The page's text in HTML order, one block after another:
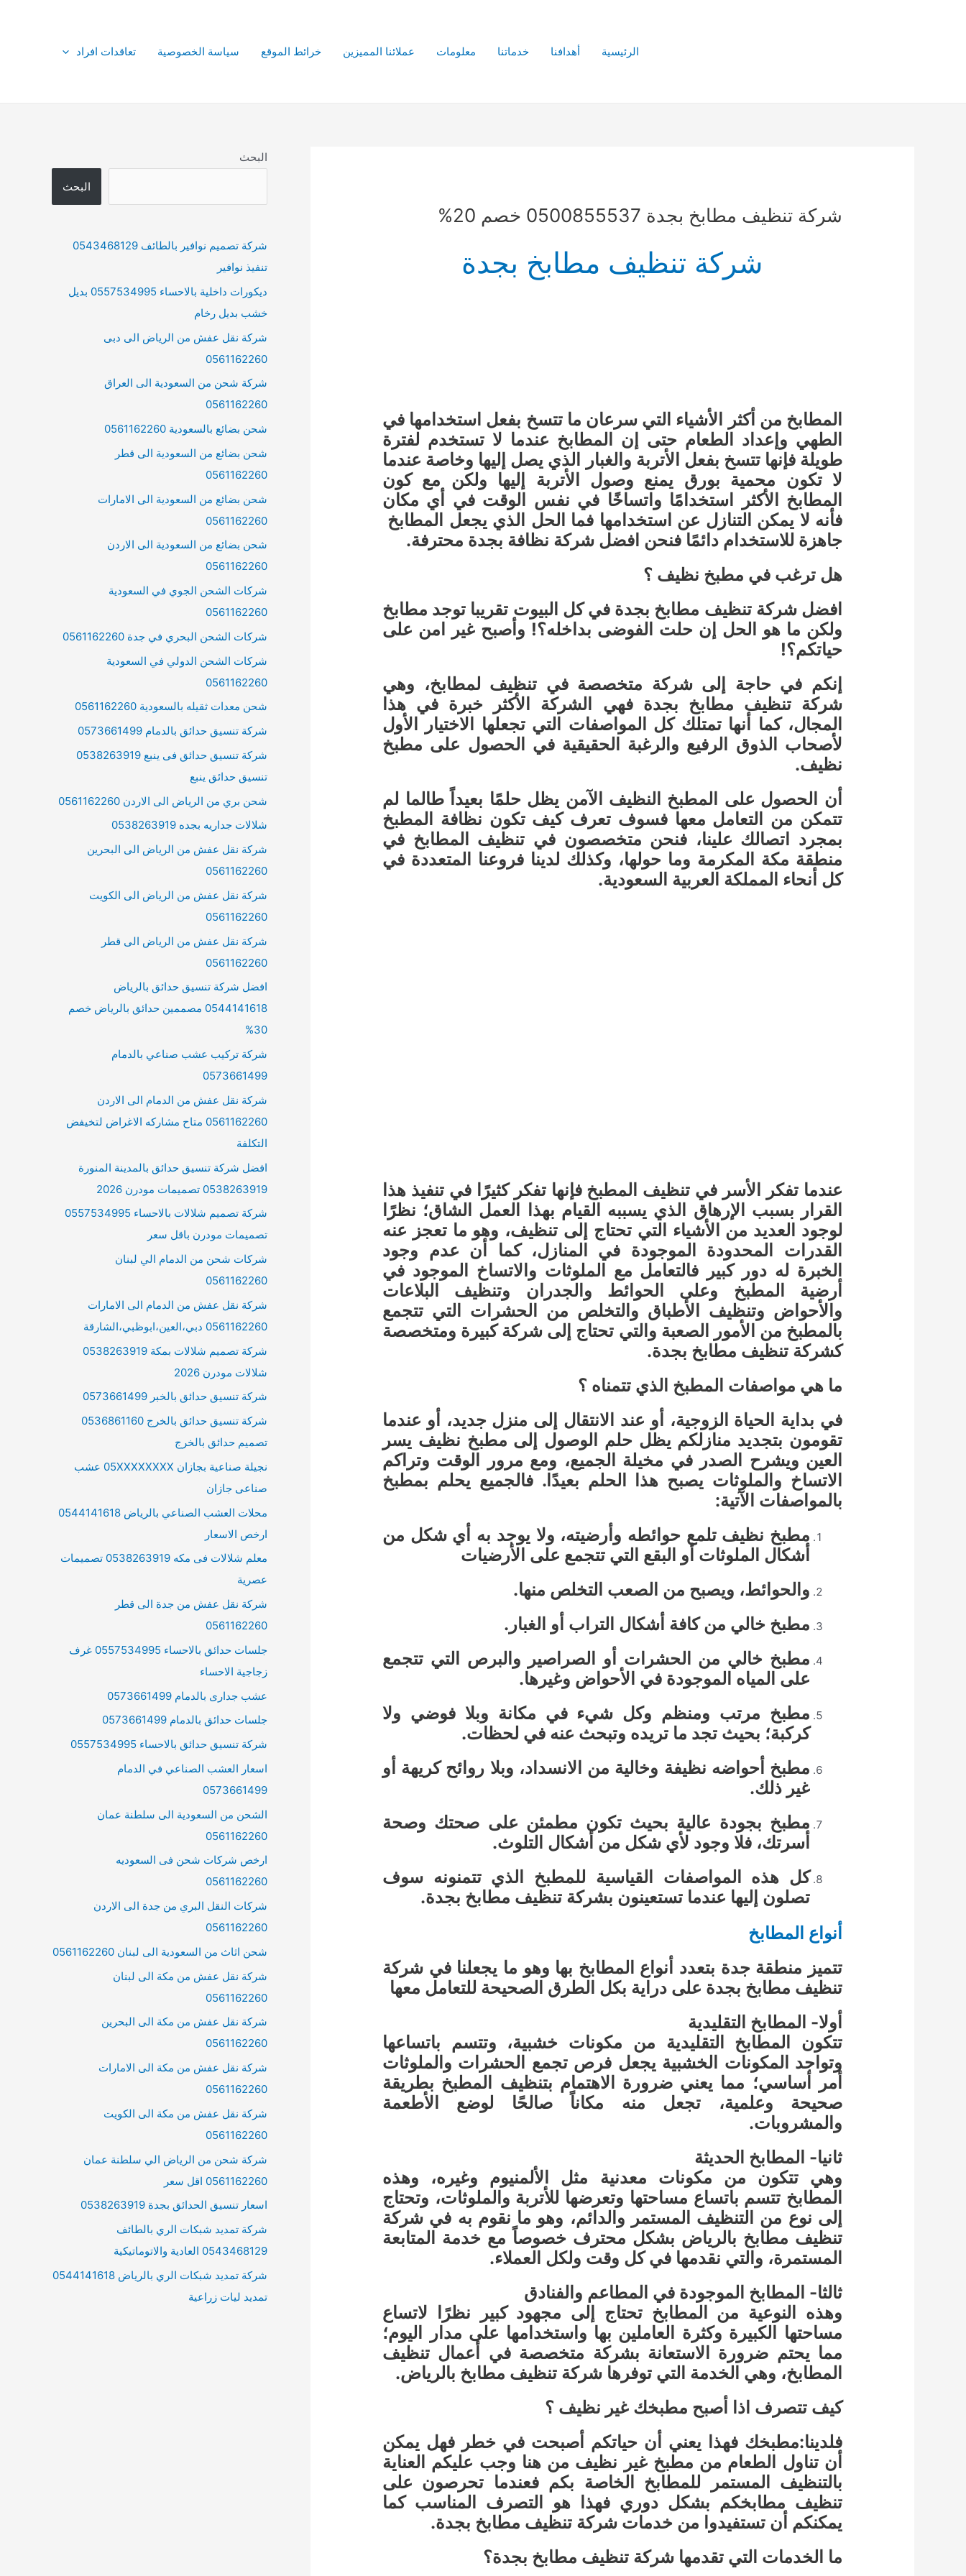
الرئيسية أهدافنا خدماتنا معلومات عملائنا المميزين خرائط الموقع سياسة الخصوصية تعاقدات افراد
شركة تنظيف مطابخ بجدة 0500855537 خصم 20%
شركة تنظيف مطابخ بجدة
المطابخ من أكثر الأشياء التي سرعان ما تتسخ بفعل استخدامها في
الطهي وإعداد الطعام حتى إن المطابخ عندما لا تستخدم لفترة
طويلة فإنها تتسخ بفعل الأتربة والغبار الذي يصل إليها وخاصة عندما
لا تكون محمية بورق يمنع وصول الأتربة إليها ولكن مع كون
المطابخ الأكثر استخدامًا واتساخًا في نفس الوقت في أي مكان
فأنه لا يمكن التنازل عن استخدامها فما الحل الذي يجعل المطابخ
جاهزة للاستخدام دائمًا فنحن افضل شركة نظافة بجدة محترفة.
هل ترغب في مطبخ نظيف ؟
افضل شركة تنظيف مطابخ بجدة في كل البيوت تقريبا توجد مطابخ
ولكن ما هو الحل إن حلت الفوضى بداخله؟! وأصبح غير امن على
حياتكم؟!
إنكم في حاجة إلى شركة متخصصة في تنظيف لمطابخ، وهي
شركة تنظيف مطابخ بجدة فهي الشركة الأكثر خبرة في هذا
المجال، كما أنها تمتلك كل المواصفات التي تجعلها الاختيار الأول
لأصحاب الذوق الرفيع والرغبة الحقيقية في الحصول على مطبخ
نظيف.
أن الحصول على المطبخ النظيف الآمن يظل حلمًا بعيداً طالما لم
تتمكن من التعامل معها فسوف تعرف كيف تكون نظافة المطبخ
بمجرد اتصالك علينا، فنحن متخصصون في تنظيف المطابخ في
منطقة مكة المكرمة وما حولها، وكذلك لدينا فروعنا المتعددة في
كل أنحاء المملكة العربية السعودية.
عندما تفكر الأسر في تنظيف المطبخ فإنها تفكر كثيرًا في تنفيذ هذا
القرار بسبب الإرهاق الذي يسببه القيام بهذا العمل الشاق؛ نظرًا
لوجود العديد من الأشياء التي تحتاج إلى تنظيف، وهو ما تعجز عنه
القدرات المحدودة الموجودة في المنازل، كما أن عدم وجود
الخبرة له دور كبير فالتعامل مع الملوثات والاتساخ الموجود في
أرضية المطبخ وعلى الحوائط والجدران وتنظيف البلاعات
والأحواض وتنظيف الأطباق والتخلص من الحشرات التي تتجمع
بالمطبخ من الأمور الصعبة والتي تحتاج إلى شركة كبيرة ومتخصصة
كشركة تنظيف مطابخ بجدة.
ما هي مواصفات المطبخ الذي تتمناه ؟
في بداية الحياة الزوجية، أو عند الانتقال إلى منزل جديد، أو عندما
تقومون بتجديد منازلكم يظل حلم الوصول إلى مطبخ نظيف يسر
العين ويشرح الصدر في مخيلة الجميع، ومع مرور الوقت وتراكم
الاتساخ والملوثات يصبح هذا الحلم بعيدًا. فالجميع يحلم بمطبخ
بالمواصفات الآتية:
مطبخ نظيف تلمع حوائطه وأرضيته، ولا يوجد به أي شكل من
أشكال الملوثات أو البقع التي تتجمع على الأرضيات
والحوائط، ويصبح من الصعب التخلص منها.
مطبخ خالي من كافة أشكال التراب أو الغبار.
مطبخ خالي من الحشرات أو الصراصير والبرص التي تتجمع
على المياه الموجودة في الأحواض وغيرها.
مطبخ مرتب ومنظم وكل شيء في مكانة وبلا فوضي ولا
كركبة؛ بحيث تجد ما تريده وتبحث عنه في لحظات.
مطبخ أحواضه نظيفة وخالية من الانسداد، وبلا روائح كريهة أو
غير ذلك.
مطبخ بجودة عالية بحيث تكون مطمئن على صحتك وصحة
أسرتك، فلا وجود لأي شكل من أشكال التلوث.
كل هذه المواصفات القياسية للمطبخ الذي تتمنونه سوف
تصلون إليها عندما تستعينون بشركة تنظيف مطابخ بجدة.
أنواع المطابخ
تتميز منطقة جدة بتعدد أنواع المطابخ بها وهو ما يجعلنا في شركة
تنظيف مطابخ بجدة على دراية بكل الطرق الصحيحة للتعامل معها
أولا- المطابخ التقليدية
تتكون المطابخ التقليدية من مكونات خشبية، وتتسم باتساعها
وتواجد المكونات الخشبية يجعل فرص تجمع الحشرات والملوثات
أمر أساسي؛ مما يعني ضرورة الاهتمام بتنظيف المطبخ بطريقة
صحيحة وعلمية، تجعل منه مكاناً صالحًا لوضع الأطعمة
والمشروبات.
ثانيا- المطابخ الحديثة
وهي تتكون من مكونات معدنية مثل الألمنيوم وغيره، وهذه
المطابخ تتسم باتساع مساحتها وتعرضها للأتربة والملوثات، وتحتاج
إلى نوع من التنظيف المستمر والدائم، وهو ما نقوم به في شركة
تنظيف مطابخ بالرياض بشكل محترف خصوصاً مع خدمة المتابعة
المستمرة، والتي نقدمها في كل وقت ولكل العملاء.
ثالثا- المطابخ الموجودة في المطاعم والفنادق
وهذه النوعية من المطابخ تحتاج إلى مجهود كبير نظرًا لاتساع
مساحتها الكبيرة وكثرة العاملين بها واستخدامها على مدار اليوم؛
مما يحتم ضرورة الاستعانة بشركة متخصصة في أعمال تنظيف
المطابخ، وهي الخدمة التي توفرها شركة تنظيف مطابخ بالرياض.
كيف تتصرف اذا أصبح مطبخك غير نظيف ؟
فلدينا:مطبخك فهذا يعني أن حياتكم أصبحت في خطر فهل يمكن
أن تناول الطعام من مطبخ غير نظيف من هنا وجب عليكم العناية
بالتنظيف المستمر للمطابخ الخاصة بكم فعندما تحرصون على
تنظيف مطابخكم بشكل دوري فهذا هو التصرف المناسب كما
يمكنكم أن تستفيدوا من خدمات شركة تنظيف مطابخ بجدة.
ما الخدمات التي تقدمها شركة تنظيف مطابخ بجدة؟
البحث
البحث
شركة تصميم نوافير بالطائف 0543468129
تنفيذ نوافير
ديكورات داخلية بالاحساء 0557534995 بديل
خشب بديل رخام
شركة نقل عفش من الرياض الى دبى
0561162260
شركة شحن من السعودية الى العراق
0561162260
شحن بضائع بالسعودية 0561162260
شحن بضائع من السعودية الى قطر
0561162260
شحن بضائع من السعودية الى الامارات
0561162260
شحن بضائع من السعودية الى الاردن
0561162260
شركات الشحن الجوي في السعودية
0561162260
شركات الشحن البحري في جدة 0561162260
شركات الشحن الدولي في السعودية
0561162260
شحن معدات ثقيله بالسعودية 0561162260
شركة تنسيق حدائق بالدمام 0573661499
شركة تنسيق حدائق فى ينبع 0538263919
تنسيق حدائق ينبع
شحن بري من الرياض الى الاردن 0561162260
شلالات جداريه بجده 0538263919
شركة نقل عفش من الرياض الى البحرين
0561162260
شركة نقل عفش من الرياض الى الكويت
0561162260
شركة نقل عفش من الرياض الى قطر
0561162260
افضل شركة تنسيق حدائق بالرياض
0544141618 مصممين حدائق بالرياض خصم
30%
شركة تركيب عشب صناعي بالدمام
0573661499
شركة نقل عفش من الدمام الى الاردن
0561162260 متاح مشاركه الاغراض لتخيفض
التكلفة
افضل شركة تنسيق حدائق بالمدينة المنورة
0538263919 تصميمات مودرن 2026
شركة تصميم شلالات بالاحساء 0557534995
تصميمات مودرن باقل سعر
شركات شحن من الدمام الي لبنان
0561162260
شركة نقل عفش من الدمام الى الامارات
0561162260 دبي،العين،ابوظبي،الشارقة
شركة تصميم شلالات بمكة 0538263919
شلالات مودرن 2026
شركة تنسيق حدائق بالخبر 0573661499
شركة تنسيق حدائق بالخرج 0536861160
تصميم حدائق بالخرج
نجيلة صناعية بجازان 05XXXXXXXX عشب
صناعى جازان
محلات العشب الصناعي بالرياض 0544141618
ارخص الاسعار
معلم شلالات فى مكه 0538263919 تصميمات
عصرية
شركة نقل عفش من جدة الى قطر
0561162260
جلسات حدائق بالاحساء 0557534995 غرف
زجاجية الاحساء
عشب جدارى بالدمام 0573661499
جلسات حدائق بالدمام 0573661499
شركة تنسيق حدائق بالاحساء 0557534995
اسعار العشب الصناعي في الدمام
0573661499
الشحن من السعودية الى سلطنة عمان
0561162260
ارخص شركات شحن فى السعوديه
0561162260
شركات النقل البري من جدة الى الاردن
0561162260
شحن اثاث من السعودية الى لبنان 0561162260
شركة نقل عفش من مكة الى لبنان
0561162260
شركة نقل عفش من مكة الى البحرين
0561162260
شركة نقل عفش من مكة الى الامارات
0561162260
شركة نقل عفش من مكة الى الكويت
0561162260
شركة شحن من الرياض الي سلطنة عمان
0561162260 اقل سعر
اسعار تنسيق الحدائق بجدة 0538263919
شركة تمديد شبكات الري بالطائف
0543468129 العادية والاتوماتيكية
شركة تمديد شبكات الري بالرياض 0544141618
تمديد ليات زراعية